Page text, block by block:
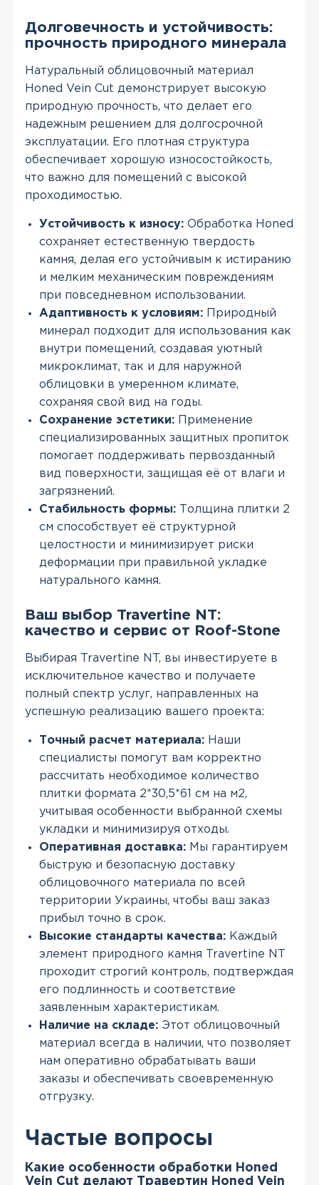
Долговечность и устойчивость:
прочность природного минерала
Натуральный облицовочный материал
Honed Vein Cut демонстрирует высокую
природную прочность, что делает его
надежным решением для долгосрочной
эксплуатации. Его плотная структура
обеспечивает хорошую износостойкость,
что важно для помещений с высокой
проходимостью.
Устойчивость к износу: Обработка Honed
сохраняет естественную твердость
камня, делая его устойчивым к истиранию
и мелким механическим повреждениям
при повседневном использовании.
Адаптивность к условиям: Природный
минерал подходит для использования как
внутри помещений, создавая уютный
микроклимат, так и для наружной
облицовки в умеренном климате,
сохраняя свой вид на годы.
Сохранение эстетики: Применение
специализированных защитных пропиток
помогает поддерживать первозданный
вид поверхности, защищая её от влаги и
загрязнений.
Стабильность формы: Толщина плитки 2
см способствует её структурной
целостности и минимизирует риски
деформации при правильной укладке
натурального камня.
Ваш выбор Travertine NT:
качество и сервис от Roof-Stone
Выбирая Travertine NT, вы инвестируете в
исключительное качество и получаете
полный спектр услуг, направленных на
успешную реализацию вашего проекта:
Точный расчет материала: Наши
специалисты помогут вам корректно
рассчитать необходимое количество
плитки формата 2*30,5*61 см на м2,
учитывая особенности выбранной схемы
укладки и минимизируя отходы.
Оперативная доставка: Мы гарантируем
быструю и безопасную доставку
облицовочного материала по всей
территории Украины, чтобы ваш заказ
прибыл точно в срок.
Высокие стандарты качества: Каждый
элемент природного камня Travertine NT
проходит строгий контроль, подтверждая
его подлинность и соответствие
заявленным характеристикам.
Наличие на складе: Этот облицовочный
материал всегда в наличии, что позволяет
нам оперативно обрабатывать ваши
заказы и обеспечивать своевременную
отгрузку.
Частые вопросы
Какие особенности обработки Honed
Vein Cut делают Травертин Honed Vein